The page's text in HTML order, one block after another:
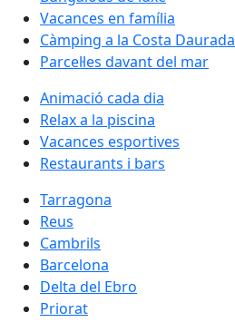
Vacances en família
Càmping a la Costa Daurada
Parcel·les davant del mar
Animació cada dia
Relax a la piscina
Vacances esportives
Restaurants i bars
Tarragona
Reus
Cambrils
Barcelona
Delta del Ebro
Priorat